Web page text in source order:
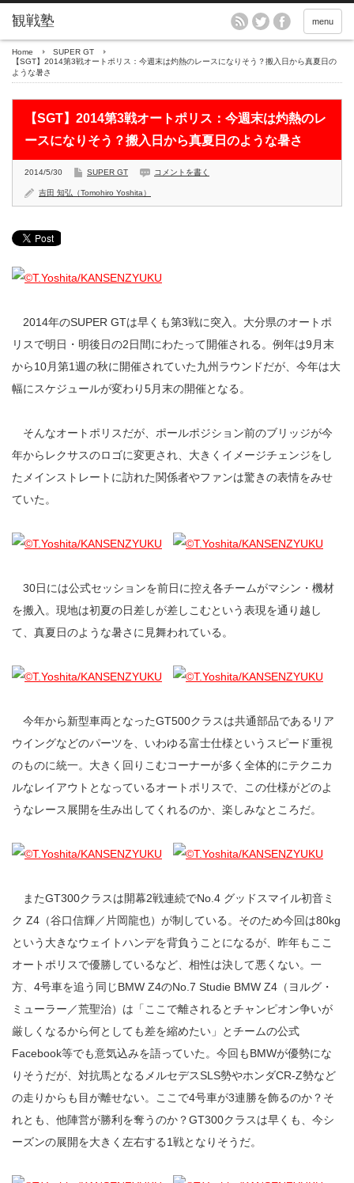
menu
Home
SUPER GT
【SGT】2014第3戦オートポリス：今週末は灼熱のレースになりそう？搬入日から真夏日の
ような暑さ
【SGT】2014第3戦オートポリス：今週末は灼熱のレ
ースになりそう？搬入日から真夏日のような暑さ
2014/5/30 SUPER GT コメントを書く
吉田 知弘（Tomohiro Yoshita）
2014年のSUPER GTは早くも第3戦に突入。大分県のオートポ
リスで明日・明後日の2日間にわたって開催される。例年は9月末
から10月第1週の秋に開催されていた九州ラウンドだが、今年は大
幅にスケジュールが変わり5月末の開催となる。
そんなオートポリスだが、ポールポジション前のブリッジが今
年からレクサスのロゴに変更され、大きくイメージチェンジをし
たメインストレートに訪れた関係者やファンは驚きの表情をみせ
ていた。
30日には公式セッションを前日に控え各チームがマシン・機材
を搬入。現地は初夏の日差しが差しこむという表現を通り越し
て、真夏日のような暑さに見舞われている。
今年から新型車両となったGT500クラスは共通部品であるリア
ウイングなどのパーツを、いわゆる富士仕様というスピード重視
のものに統一。大きく回りこむコーナーが多く全体的にテクニカ
ルなレイアウトとなっているオートポリスで、この仕様がどのよ
うなレース展開を生み出してくれるのか、楽しみなところだ。
またGT300クラスは開幕2戦連続でNo.4 グッドスマイル初音ミ
ク Z4（谷口信輝／片岡龍也）が制している。そのため今回は80kg
という大きなウェイトハンデを背負うことになるが、昨年もここ
オートポリスで優勝しているなど、相性は決して悪くない。一
方、4号車を追う同じBMW Z4のNo.7 Studie BMW Z4（ヨルグ・
ミューラー／荒聖治）は「ここで離されるとチャンピオン争いが
厳しくなるから何としても差を縮めたい」とチームの公式
Facebook等でも意気込みを語っていた。今回もBMWが優勢にな
りそうだが、対抗馬となるメルセデスSLS勢やホンダCR-Z勢など
の走りからも目が離せない。ここで4号車が3連勝を飾るのか？そ
れとも、他陣営が勝利を奪うのか？GT300クラスは早くも、今シ
ーズンの展開を大きく左右する1戦となりそうだ。